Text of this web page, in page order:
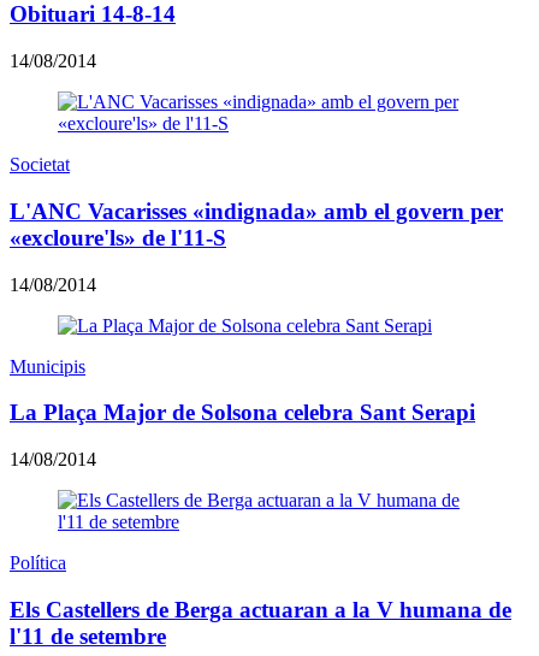
Obituari 14-8-14
14/08/2014
Societat
L'ANC Vacarisses «indignada» amb el govern per
«excloure'ls» de l'11-S
14/08/2014
Municipis
La Plaça Major de Solsona celebra Sant Serapi
14/08/2014
Política
Els Castellers de Berga actuaran a la V humana de
l'11 de setembre